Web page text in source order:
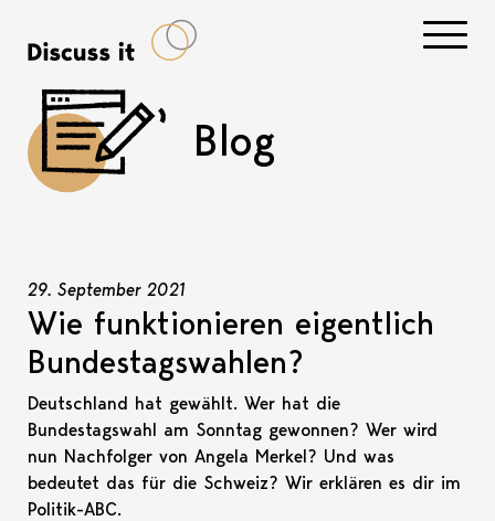
Blog
29. September 2021
Wie funktionieren eigentlich
Bundestagswahlen?
Deutschland hat gewählt. Wer hat die
Bundestagswahl am Sonntag gewonnen? Wer wird
nun Nachfolger von Angela Merkel? Und was
bedeutet das für die Schweiz? Wir erklären es dir im
Politik-ABC.